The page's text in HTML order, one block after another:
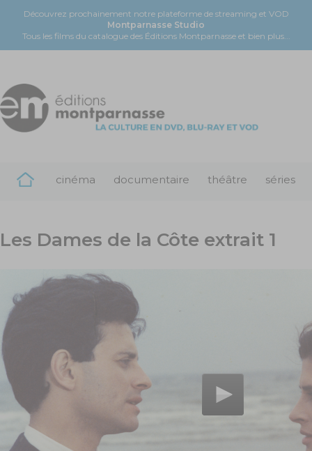
Découvrez prochainement notre plateforme de streaming et VOD
Montparnasse Studio
Tous les films du catalogue des Éditions Montparnasse et bien plus...
cinéma documentaire théâtre séries
Les Dames de la Côte extrait 1